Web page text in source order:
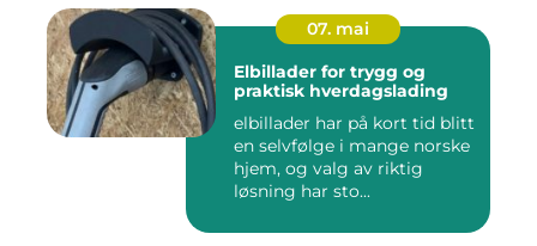
07. mai
Elbillader for trygg og
praktisk hverdagslading
elbillader har på kort tid blitt
en selvfølge i mange norske
hjem, og valg av riktig
løsning har sto...